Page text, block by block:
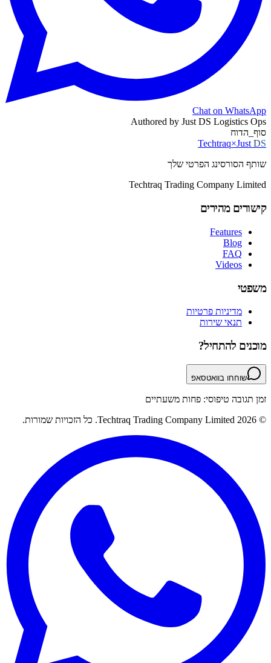
Chat on WhatsApp
Authored by Just DS Logistics Ops
סוף_הדוח
Techtraq×JustDS
שותף הסורסינג הפרטי שלך
Techtraq Trading Company Limited
קישורים מהירים
Features
Blog
FAQ
Videos
משפטי
מדיניות פרטיות
תנאי שירות
מוכנים להתחיל?
שוחחו בוואטסאפ
זמן תגובה טיפוסי: פחות משעתיים
© 2026 Techtraq Trading Company Limited. כל הזכויות שמורות.